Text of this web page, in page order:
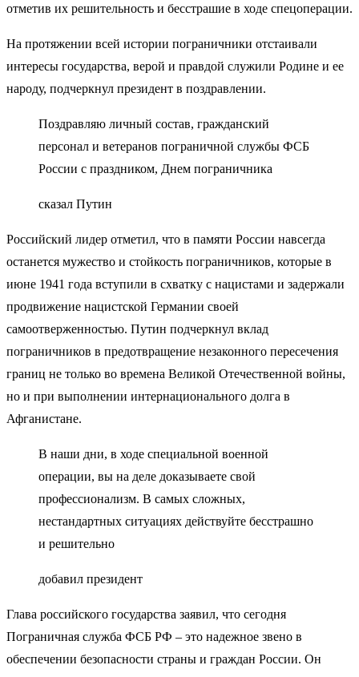
отметив их решительность и бесстрашие в ходе спецоперации.
На протяжении всей истории пограничники отстаивали
интересы государства, верой и правдой служили Родине и ее
народу, подчеркнул президент в поздравлении.
Поздравляю личный состав, гражданский
персонал и ветеранов пограничной службы ФСБ
России с праздником, Днем пограничника
сказал Путин
Российский лидер отметил, что в памяти России навсегда
останется мужество и стойкость пограничников, которые в
июне 1941 года вступили в схватку с нацистами и задержали
продвижение нацистской Германии своей
самоотверженностью. Путин подчеркнул вклад
пограничников в предотвращение незаконного пересечения
границ не только во времена Великой Отечественной войны,
но и при выполнении интернационального долга в
Афганистане.
В наши дни, в ходе специальной военной
операции, вы на деле доказываете свой
профессионализм. В самых сложных,
нестандартных ситуациях действуйте бесстрашно
и решительно
добавил президент
Глава российского государства заявил, что сегодня
Пограничная служба ФСБ РФ – это надежное звено в
обеспечении безопасности страны и граждан России. Он